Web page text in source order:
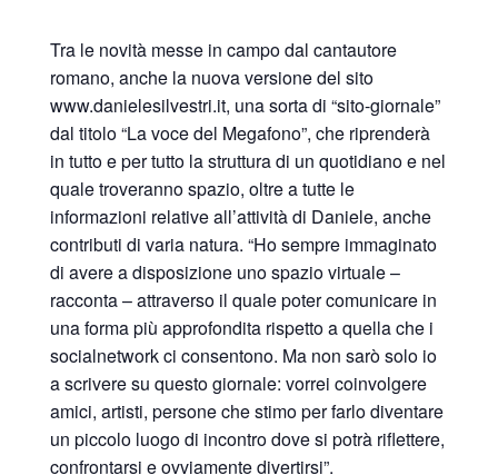
Tra le novità messe in campo dal cantautore
romano, anche la nuova versione del sito
www.danielesilvestri.it, una sorta di “sito-giornale”
dal titolo “La voce del Megafono”, che riprenderà
in tutto e per tutto la struttura di un quotidiano e nel
quale troveranno spazio, oltre a tutte le
informazioni relative all’attività di Daniele, anche
contributi di varia natura. “Ho sempre immaginato
di avere a disposizione uno spazio virtuale –
racconta – attraverso il quale poter comunicare in
una forma più approfondita rispetto a quella che i
socialnetwork ci consentono. Ma non sarò solo io
a scrivere su questo giornale: vorrei coinvolgere
amici, artisti, persone che stimo per farlo diventare
un piccolo luogo di incontro dove si potrà riflettere,
confrontarsi e ovviamente divertirsi”.